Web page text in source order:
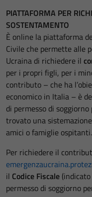
PIATTAFORMA PER
SOSTENTAMENTO
È online la piattaforma
Civile che permette alle
Ucraina di richiedere il
per i propri figli, per i
contributo – che ha
economico in Italia – è
di permesso di
trovato una
amici o famiglie ospitanti.
Per richiedere il
il Codice Fiscale
permesso di soggiorno